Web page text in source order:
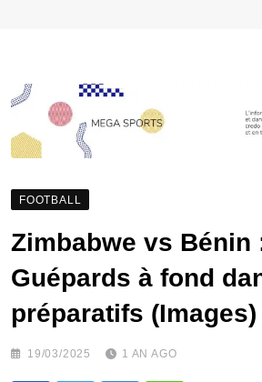
FOOTBALL
Zimbabwe vs Bénin
Guépards à fond
préparatifs (Images)
19/03/2025 1 AN AGO